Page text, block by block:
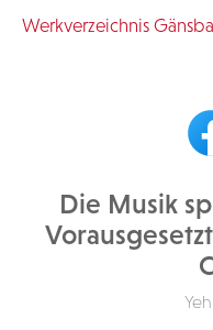
Werkverzeichnis
Die Musik